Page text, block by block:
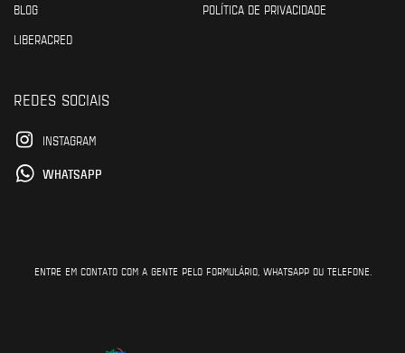
BLOG
POLÍTICA DE PRIVACIDADE
LIBERACRED
REDES SOCIAIS
INSTAGRAM
WHATSAPP
ENTRE EM CONTATO COM A GENTE PELO FORMULÁRIO, WHATSAPP OU TELEFONE.